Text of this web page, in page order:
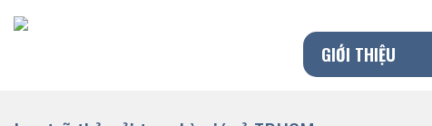
Chuyển
đến
GIỚI THIỆU